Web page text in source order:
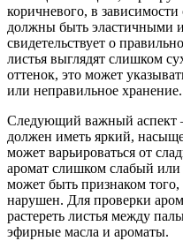
коричневого, в
должны быть эластичными
свидетельствует о
листья выглядят слишком
оттенок, это может
или неправильное хранение.
Следующий важный аспект
должен иметь яркий,
может варьироваться от
аромат слишком слабый
может быть признаком
нарушен. Для проверки
растереть листья между
эфирные масла и ароматы.